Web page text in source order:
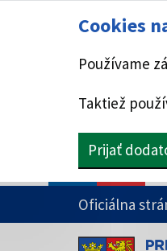
Cookies
Používame
Taktiež
Prijať
PRESKOČIŤ NA
Oficiálna